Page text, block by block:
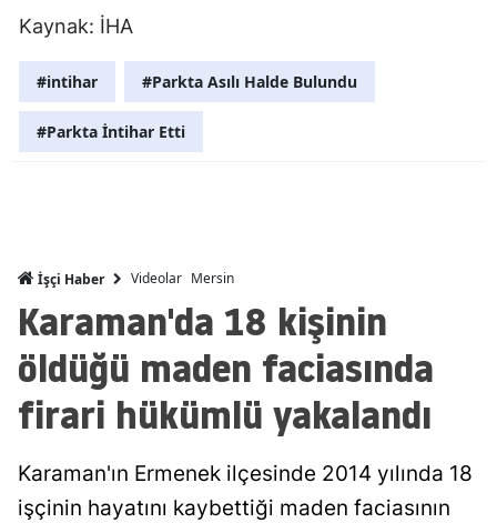
Niğde
Ordu
Rize
Sakarya
Kaynak: İHA
#intihar #Parkta Asılı Halde Bulundu
#Parkta İntihar Etti
İşçi Haber Videolar Mersin
Karaman'da 18 kişinin
öldüğü maden faciasında
firari hükümlü yakalandı
Karaman'ın Ermenek ilçesinde 2014 yılında 18
işçinin hayatını kaybettiği maden faciasının